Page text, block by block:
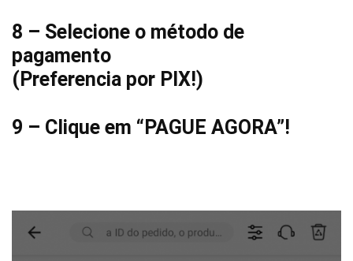
8 – Selecione o método de
pagamento
(Preferencia por PIX!)
9 – Clique em “PAGUE AGORA”!